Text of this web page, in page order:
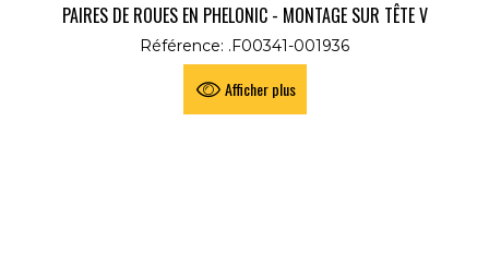
PAIRES DE ROUES EN PHELONIC - MONTAGE SUR TÊTE V
Référence: .F00341-001936
Afficher plus